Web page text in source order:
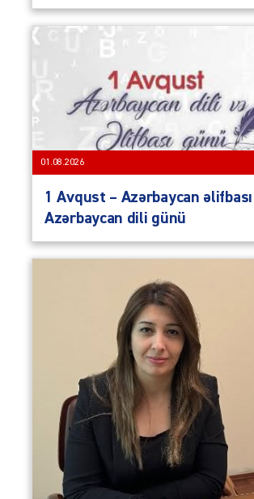
01.08.2026
1 Avqust – Azərbaycan
Azərbaycan dili günü